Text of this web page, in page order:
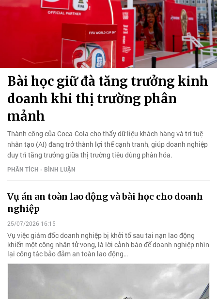
Bài học giữ đà tăng trưởng kinh
doanh khi thị trường phân
mảnh
Thành công của Coca-Cola cho thấy dữ liệu khách hàng và trí tuệ
nhân tạo (AI) đang trở thành lợi thế cạnh tranh, giúp doanh nghiệp
duy trì tăng trưởng giữa thị trường tiêu dùng phân hóa.
PHÂN TÍCH - BÌNH LUẬN
Vụ án an toàn lao động và bài học cho doanh
nghiệp
25/07/2026 16:15
Vụ việc giám đốc doanh nghiệp bị khởi tố sau tai nạn lao động
khiến một công nhân tử vong, là lời cảnh báo để doanh nghiệp nhìn
lại công tác bảo đảm an toàn lao động…